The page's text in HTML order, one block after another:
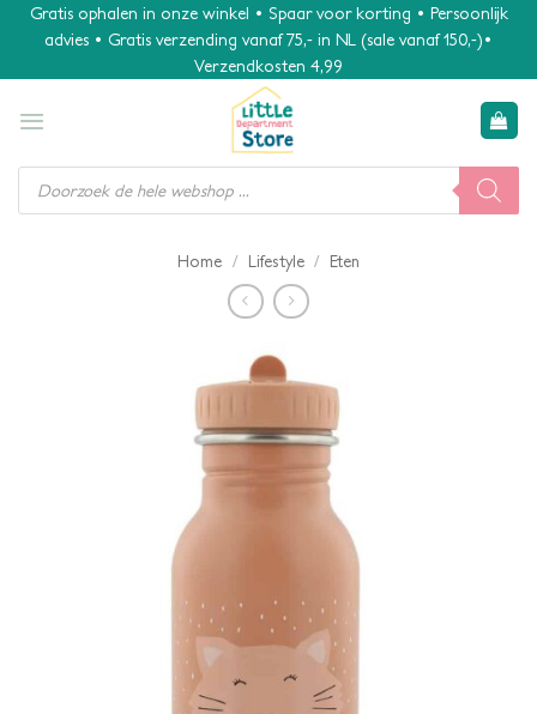
Gratis ophalen in onze winkel • Spaar voor korting • Persoonlijk
advies • Gratis verzending vanaf 75,- in NL (sale vanaf 150,-)•
Verzendkosten 4,99
Producten
zoeken
Home / Lifestyle / Eten